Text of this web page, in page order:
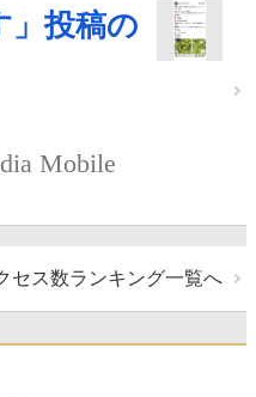
」投稿の
Mobile
セス数ランキング一覧へ